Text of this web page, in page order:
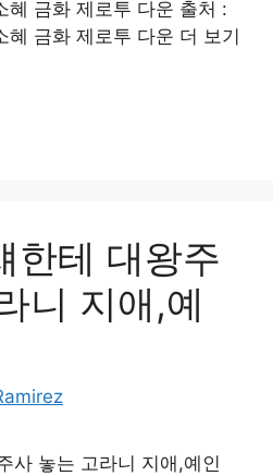
혜 금화 제로투 다운 출처 :
혜 금화 제로투 다운 더 보기
한테 대왕주
니 지애,예
사 놓는 고라니 지애,예인